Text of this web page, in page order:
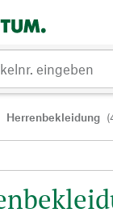
Herrenbekleidung